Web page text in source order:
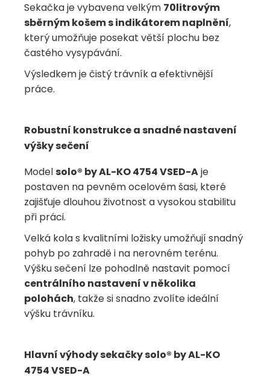
Sekačka je vybavena velkým 70litrovým
sběrným košem s indikátorem naplnění,
který umožňuje posekat větší plochu bez
častého vysypávání.
Výsledkem je čistý trávník a efektivnější
práce.
Robustní konstrukce a snadné nastavení
výšky sečení
Modelsolo® by AL-KO 4754 VSED-Aje
postaven na pevném ocelovém šasi, které
zajišťuje dlouhou životnost a vysokou stabilitu
při práci.
Velká kola s kvalitními ložisky umožňují snadný
pohyb po zahradě i na nerovném terénu.
Výšku sečení lze pohodlně nastavit pomocí
centrálního nastavení v několika
polohách, takže si snadno zvolíte ideální
výšku trávníku.
Hlavní výhody sekačky solo® by AL-KO
4754 VSED-A